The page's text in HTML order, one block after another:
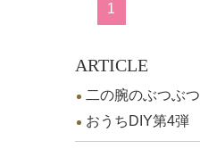
1
ARTICLE
二の腕のぶつぶつ
おうちDIY第4弾